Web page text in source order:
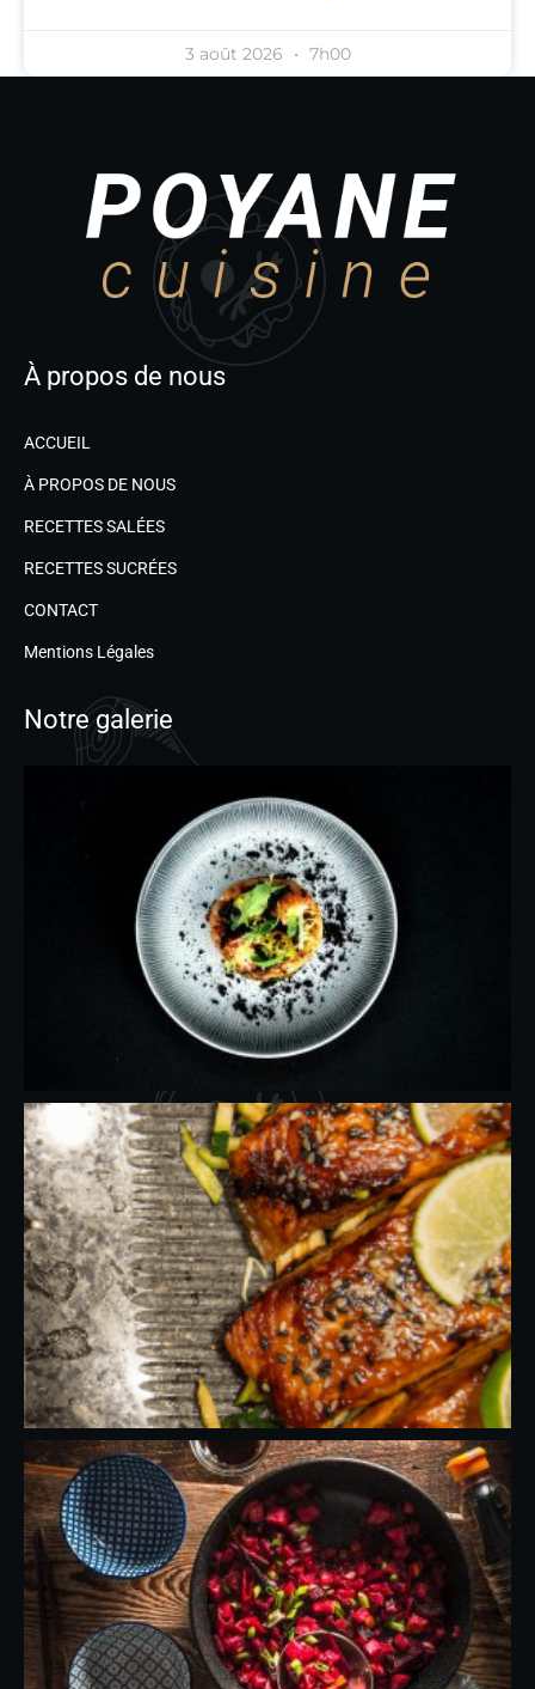
3 août 2026 7h00
À propos de nous
ACCUEIL
À PROPOS DE NOUS
RECETTES SALÉES
RECETTES SUCRÉES
CONTACT
Mentions Légales
Notre galerie